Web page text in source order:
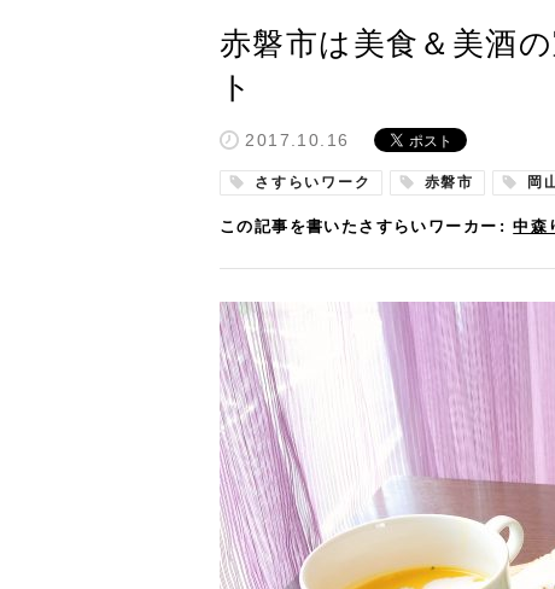
赤磐市は美食＆美酒
ト
2017.10.16
さすらいワーク 赤磐市 岡
この記事を書いたさすらいワーカー 中森